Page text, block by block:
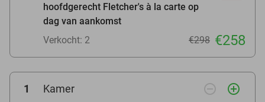
hoofdgerecht Fletcher's à la carte op
dag van aankomst
Verkocht: 2 €298 €258
1 Kamer remove_circle_outline add_circle_outline